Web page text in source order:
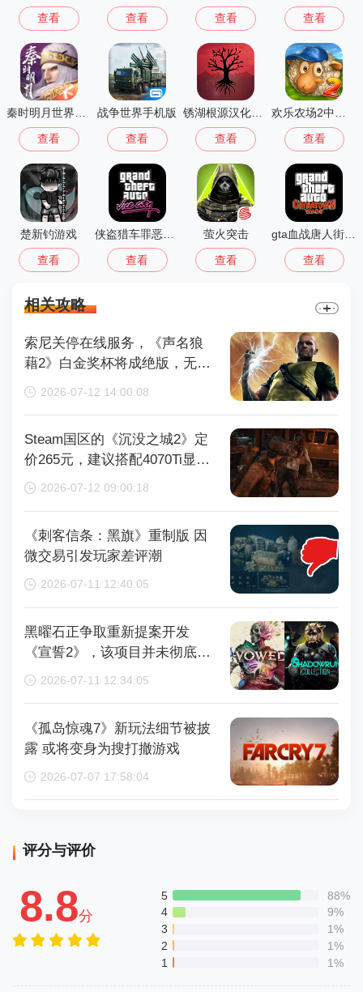
查看 查看 查看 查看
秦时明月世界测试服
查看
战争世界手机版
查看
锈湖根源汉化版 3.1.5
查看
欢乐农场2中文版
查看
楚新钓游戏
查看 查看
萤火突击
查看 查看
相关攻略
索尼关停在线服务，《声名狼
藉2》白金奖杯将成绝版，无法
再获取
2026-07-12 14:00:08
Steam国区的《沉没之城2》定
价265元，建议搭配4070Ti显卡
以获得较好体验
2026-07-12 09:00:18
《刺客信条：黑旗》重制版 因
微交易引发玩家差评潮
2026-07-11 12:40:05
黑曜石正争取重新提案开发
《宣誓2》，该项目并未彻底取
消
2026-07-11 12:34:05
《孤岛惊魂7》新玩法细节被披
露 或将变身为搜打撤游戏
2026-07-07 17:58:04
评分与评价
8.8分
5
88%
4
9%
3
1%
2
1%
1
1%